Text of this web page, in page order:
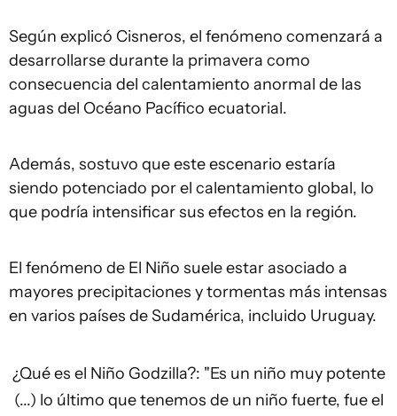
Según explicó Cisneros, el fenómeno comenzará a
desarrollarse durante la primavera como
consecuencia del calentamiento anormal de las
aguas del Océano Pacífico ecuatorial.
Además, sostuvo que este escenario estaría
siendo potenciado por el calentamiento global, lo
que podría intensificar sus efectos en la región.
El fenómeno de El Niño suele estar asociado a
mayores precipitaciones y tormentas más intensas
en varios países de Sudamérica, incluido Uruguay.
¿Qué es el Niño Godzilla?: "Es un niño muy potente
(...) lo último que tenemos de un niño fuerte, fue el